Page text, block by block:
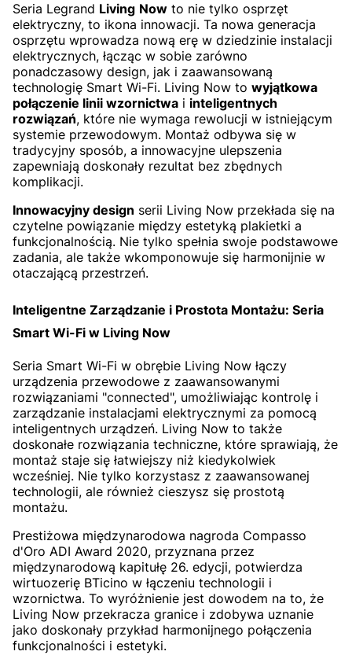
Seria Legrand Living Now to nie tylko osprzęt
elektryczny, to ikona innowacji. Ta nowa generacja
osprzętu wprowadza nową erę w dziedzinie instalacji
elektrycznych, łącząc w sobie zarówno
ponadczasowy design, jak i zaawansowaną
technologię Smart Wi-Fi. Living Now to wyjątkowa
połączenie linii wzornictwa i inteligentnych
rozwiązań, które nie wymaga rewolucji w istniejącym
systemie przewodowym. Montaż odbywa się w
tradycyjny sposób, a innowacyjne ulepszenia
zapewniają doskonały rezultat bez zbędnych
komplikacji.
Innowacyjny design serii Living Now przekłada się na
czytelne powiązanie między estetyką plakietki a
funkcjonalnością. Nie tylko spełnia swoje podstawowe
zadania, ale także wkomponowuje się harmonijnie w
otaczającą przestrzeń.
Inteligentne Zarządzanie i Prostota Montażu: Seria
Smart Wi-Fi w Living Now
Seria Smart Wi-Fi w obrębie Living Now łączy
urządzenia przewodowe z zaawansowanymi
rozwiązaniami "connected", umożliwiając kontrolę i
zarządzanie instalacjami elektrycznymi za pomocą
inteligentnych urządzeń. Living Now to także
doskonałe rozwiązania techniczne, które sprawiają, że
montaż staje się łatwiejszy niż kiedykolwiek
wcześniej. Nie tylko korzystasz z zaawansowanej
technologii, ale również cieszysz się prostotą
montażu.
Prestiżowa międzynarodowa nagroda Compasso
d'Oro ADI Award 2020, przyznana przez
międzynarodową kapitułę 26. edycji, potwierdza
wirtuozerię BTicino w łączeniu technologii i
wzornictwa. To wyróżnienie jest dowodem na to, że
Living Now przekracza granice i zdobywa uznanie
jako doskonały przykład harmonijnego połączenia
funkcjonalności i estetyki.